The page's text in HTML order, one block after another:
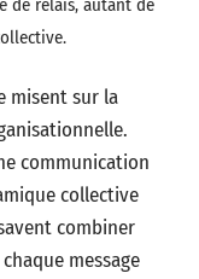
misent sur la
communication
collective
combiner
message